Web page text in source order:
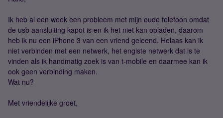
Ik heb al een week een probleem met mijn oude telefoon omdat
de usb aansluiting kapot is en ik het niet kan opladen, daarom
heb ik nu een iPhone 3 van een vriend geleend. Helaas kan ik
niet verbinden met een netwerk, het engiste netwerk dat is te
vinden als ik handmatig zoek is van t-mobile en daarmee kan ik
ook geen verbinding maken.
Wat nu?
Met vriendelijke groet,